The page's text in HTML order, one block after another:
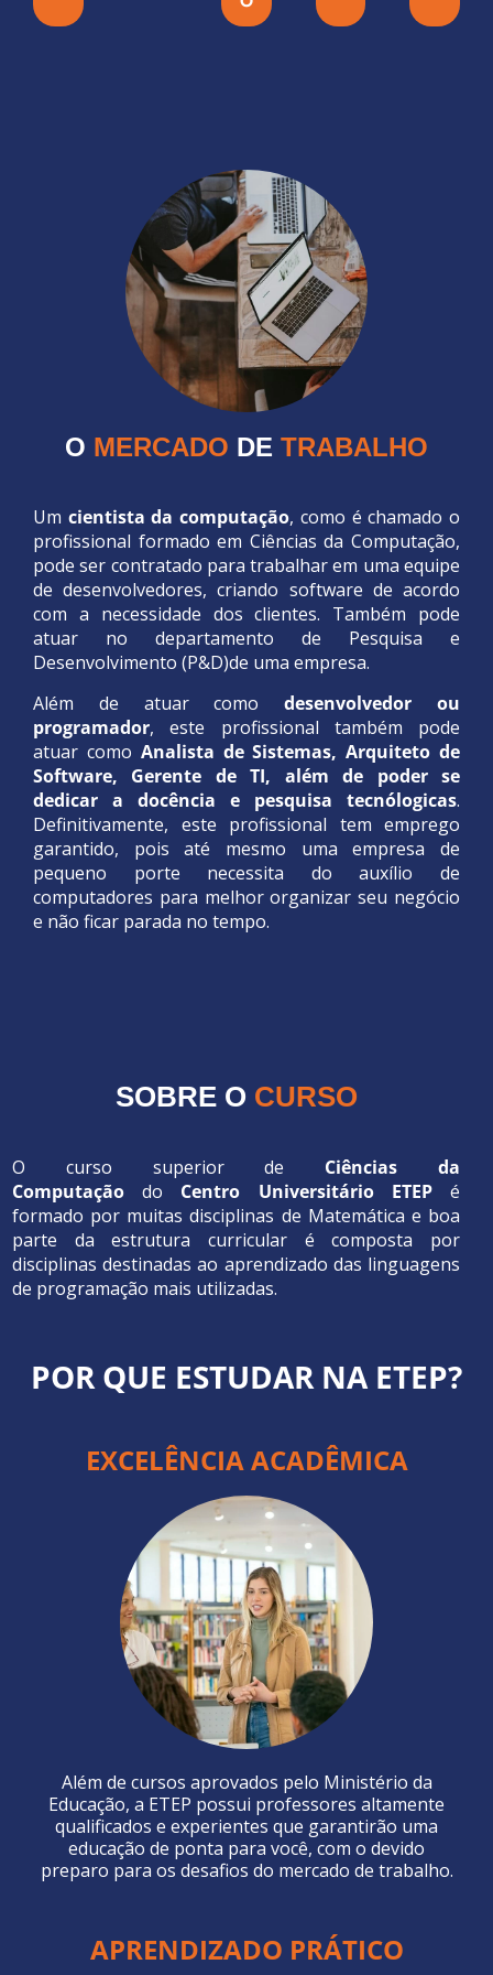
O MERCADO DE TRABALHO
Um cientista da computação, como é chamado o
profissional formado em Ciências da Computação,
pode ser contratado para trabalhar em uma equipe
de desenvolvedores, criando software de acordo
com a necessidade dos clientes. Também pode
atuar no departamento de Pesquisa e
Desenvolvimento (P&D)de uma empresa.
Além de atuar comodesenvolvedor ou
programador, este profissional também pode
atuar como Analista de Sistemas, Arquiteto de
Software, Gerente de TI, além de poder se
dedicar a docência e pesquisa tecnólogicas.
Definitivamente, este profissional tem emprego
garantido, pois até mesmo uma empresa de
pequeno porte necessita do auxílio de
computadores para melhor organizar seu negócio
e não ficar parada no tempo.
SOBRE O CURSO
O curso superior de Ciências da
Computação do Centro Universitário ETEPé
formado por muitas disciplinas de Matemática e boa
parte da estrutura curricular é composta por
disciplinas destinadas ao aprendizado das linguagens
de programação mais utilizadas.
POR QUE ESTUDAR NA ETEP?
EXCELÊNCIA ACADÊMICA
Além de cursos aprovados pelo Ministério da
Educação, a ETEP possui professores altamente
qualificados e experientes que garantirão uma
educação de ponta para você, com o devido
preparo para os desafios do mercado de trabalho.
APRENDIZADO PRÁTICO